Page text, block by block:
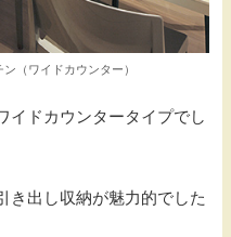
（ワイドカウンター）
イドカウンタータイプでし
き出し収納が魅力的でした